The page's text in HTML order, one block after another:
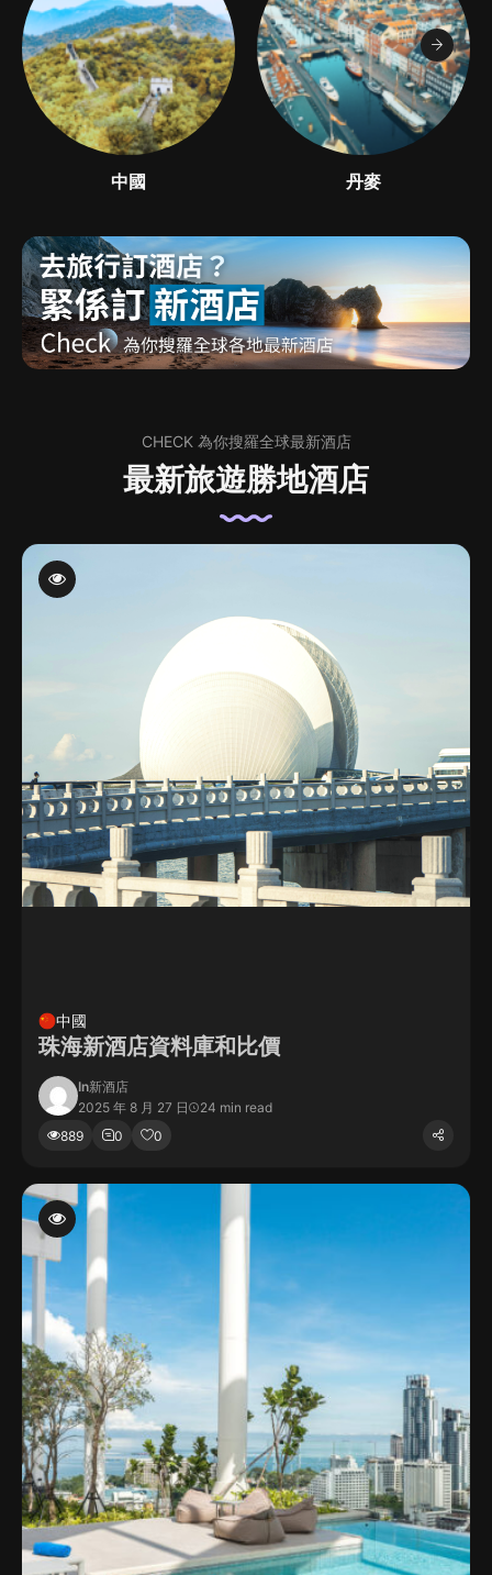
中國 丹麥
CHECK 為你搜羅全球最新酒店
最新旅遊勝地酒店
中國
珠海新酒店資料庫和比價
In新酒店
2025 年 8 月 27 日
24 min read
889
0 0